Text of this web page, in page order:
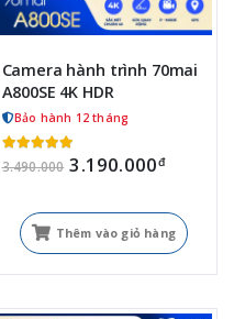
Camera hành trình 70mai
A800SE 4K HDR
Bảo hành 12 tháng
3.490.000 3.190.000đ
Thêm vào giỏ hàng